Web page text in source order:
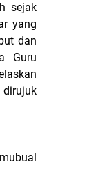
sejak
yang
dan
Guru
dirujuk